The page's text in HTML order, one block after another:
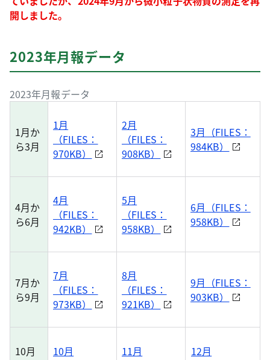
開しました。
2023年月報データ
2023年月報データ
1月か
ら3月
1月
（FILES：
970KB）
2月
（FILES：
908KB）
3月（FILES：
984KB）
4月か
ら6月
4月
（FILES：
942KB）
5月
（FILES：
958KB）
6月（FILES：
958KB）
7月か
ら9月
7月
（FILES：
973KB）
8月
（FILES：
921KB）
9月（FILES：
903KB）
10月
10月
11月
12月